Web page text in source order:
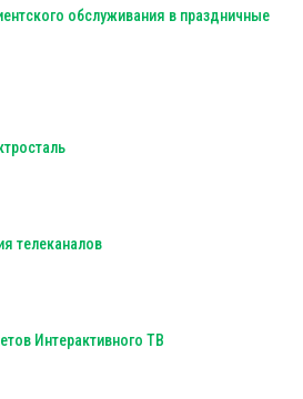
обслуживания в праздничные
телеканалов
Интерактивного ТВ